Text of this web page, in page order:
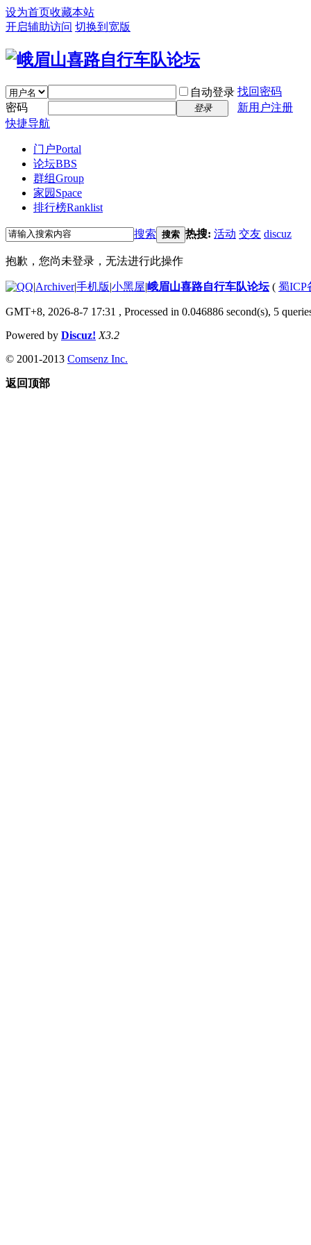
设为首页收藏本站
开启辅助访问 切换到宽版
自动登录 找回密码
密码
登录
新用户注册
快捷导航
门户Portal
论坛BBS
群组Group
家园 Space
排行榜Ranklist
搜索 搜索 热搜: 活动 交友 discuz
抱歉，您尚未登录，无法进行此操作
|Archiver|手机版|小黑屋|峨眉山喜路自行车队论坛( 蜀ICP
GMT+8, 2026-8-7 17:31 , Processed in 0.046886 second(s), 5
Powered by Discuz! X3.2
© 2001-2013 Comsenz Inc.
返回顶部